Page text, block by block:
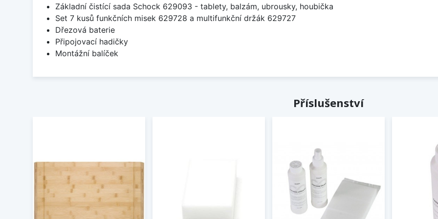
Základní čistící sada Schock 629093 - tablety, balzám, ubrousky, houbička
Set 7 kusů funkčních misek 629728 a multifunkční držák 629727
Dřezová baterie
Připojovací hadičky
Montážní balíček
Příslušenství